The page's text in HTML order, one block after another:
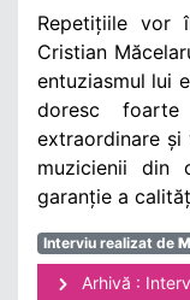
Repetițiile vor
Cristian
entuziasmul lui
doresc
extraordinare și
muzicienii din
garanție a
Interviu realizat de
Arhivă :